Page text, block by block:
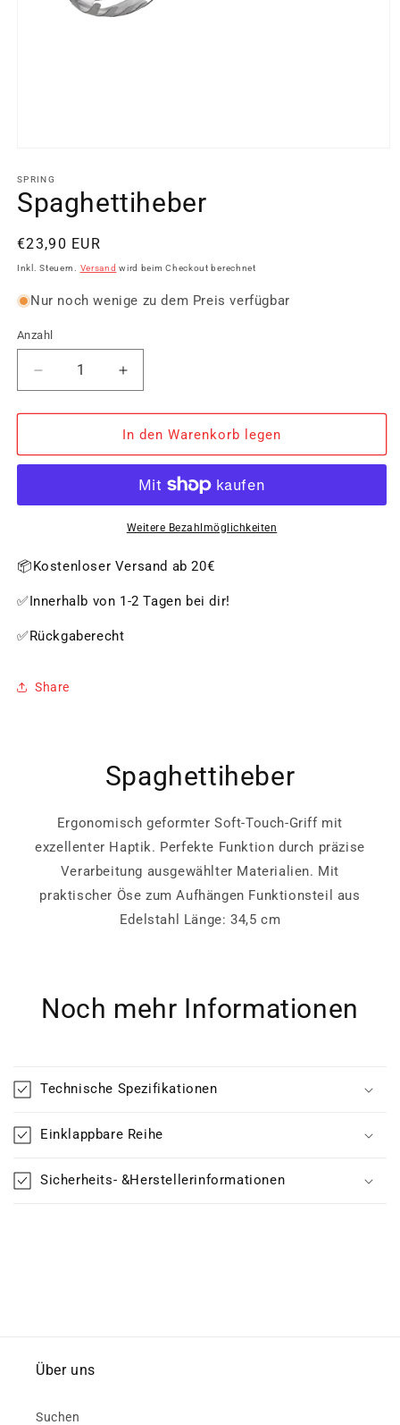
in
Modal
öffnen
SPRING
Spaghettiheber
Normaler
Preis
€23,90 EUR
Inkl. Steuern. Versand wird beim Checkout berechnet
Nur noch wenige zu dem Preis verfügbar
Anzahl
Verringere
die
Menge
Spaghettiheber
Erhöhe
die
Menge
für
Spaghettiheber
In den Warenkorb legen
Weitere Bezahlmöglichkeiten
📦Kostenloser Versand ab 20€
✅Innerhalb von 1-2 Tagen bei dir!
✅Rückgaberecht
Share
Spaghettiheber
Ergonomisch geformter Soft-Touch-Griff mit
exzellenter Haptik. Perfekte Funktion durch präzise
Verarbeitung ausgewählter Materialien. Mit
praktischer Öse zum Aufhängen Funktionsteil aus
Edelstahl Länge: 34,5 cm
Noch mehr Informationen
Technische Spezifikationen
Einklappbare Reihe
Sicherheits- &Herstellerinformationen
Über uns
Suchen